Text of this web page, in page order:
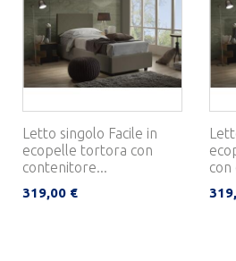
Letto singolo Facile in
ecopelle tortora con
contenitore...
319,00 €
con